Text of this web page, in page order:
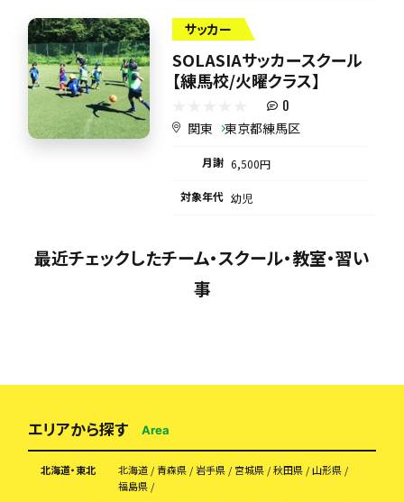
サッカー
SOLASIAサッカースクール
【練馬校/火曜クラス】
0
関東 東京都練馬区
月謝 6,500円
対象年代 幼児
最近チェックしたチーム・スクール・教室・習い
事
エリアから探す Area
北海道・東北 北海道 青森県 岩手県 宮城県 秋田県
山形県
福島県